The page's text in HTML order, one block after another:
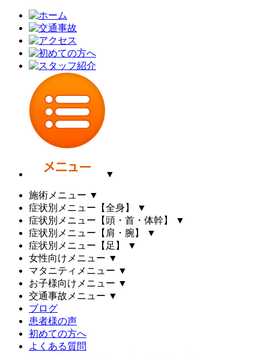
▼
施術メニュー ▼
症状別メニュー【全身】
▼
症状別メニュー【頭・首・体幹】
▼
症状別メニュー【肩・腕】
▼
症状別メニュー【足】
▼
女性向けメニュー ▼
マタニティメニュー ▼
お子様向けメニュー ▼
交通事故メニュー ▼
ブログ
患者様の声
初めての方へ
よくある質問